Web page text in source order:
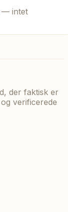
— intet
der faktisk er
verificerede